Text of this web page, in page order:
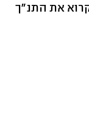
לקרוא את התנ"ך